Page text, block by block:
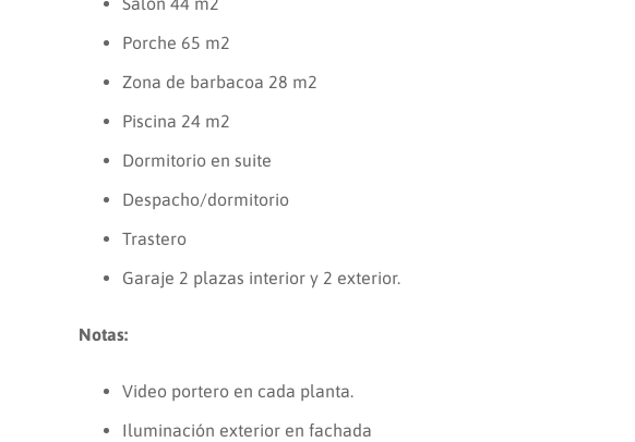
Porche 65 m2
Zona de barbacoa 28 m2
Piscina 24 m2
Dormitorio en suite
Despacho/dormitorio
Trastero
Garaje 2 plazas interior y 2 exterior.
Notas:
Video portero en cada planta.
Iluminación exterior en fachada